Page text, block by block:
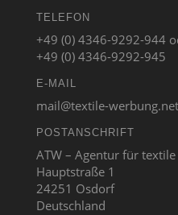
TELEFON
+49 (0) 4346-9292-944
+49 (0) 4346-9292-945
E-MAIL
mail@textile-werbung.net
POSTANSCHRIFT
ATW – Agentur für textile
Hauptstraße 1
24251 Osdorf
Deutschland